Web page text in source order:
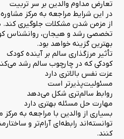
تعارض مداوم والدین بر سر تربیت
در این شرایط مراجعه به مرکز
از مزمن شدن مشکلات جلوگیری کند.
تخصصی رشد و هیجان، روانشناس
بهترین گزینه خواهد بود.
تأثیر مرزگذاری سالم بر آینده کودک
کودکی که در چارچوب سالم رشد
عزت نفس بالاتری دارد
مسئولیت‌پذیرتر است
روابط سالم‌تری شکل می‌دهد
مهارت حل مسئله بهتری دارد
بسیاری از والدین با مراجعه به
توانسته‌اند رابطه‌ای آرام‌تر و
کنند.